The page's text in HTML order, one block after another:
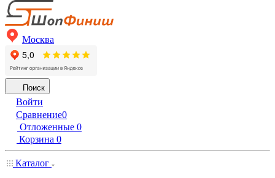
Москва
Поиск
Войти
Сравнение0
Отложенные 0
Корзина 0
Каталог